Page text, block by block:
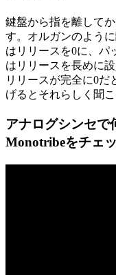
鍵盤から指を離して
す。オルガンのよう
はリリースを0に、パ
はリリースを長めに
リリースが完全に0だ
げるとそれらしく聞
アナログシンセで
Monotribeをチェッ